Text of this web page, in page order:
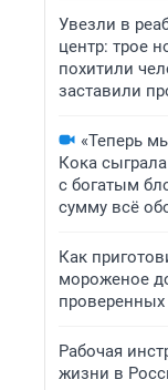
Увезли в
центр: трое
похитили
заставили
«Теперь
Кока
с богатым
сумму всё
Как
мороженое
проверенных
Рабочая
жизни в